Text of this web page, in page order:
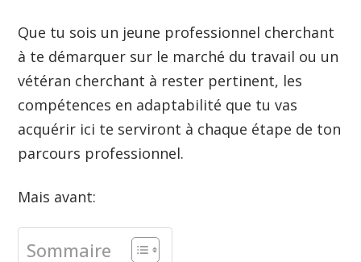
Que tu sois un jeune professionnel cherchant
à te démarquer sur le marché du travail ou un
vétéran cherchant à rester pertinent, les
compétences en adaptabilité que tu vas
acquérir ici te serviront à chaque étape de ton
parcours professionnel.
Mais avant:
Sommaire